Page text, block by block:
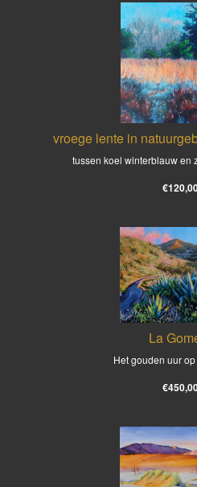
vroege lente in
tussen koel winterblauw en
La
Het gouden uur